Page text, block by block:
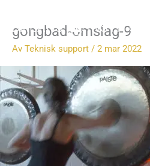
innehåll
gongbad-omslag-9
Av Teknisk support / 2 mar 2022